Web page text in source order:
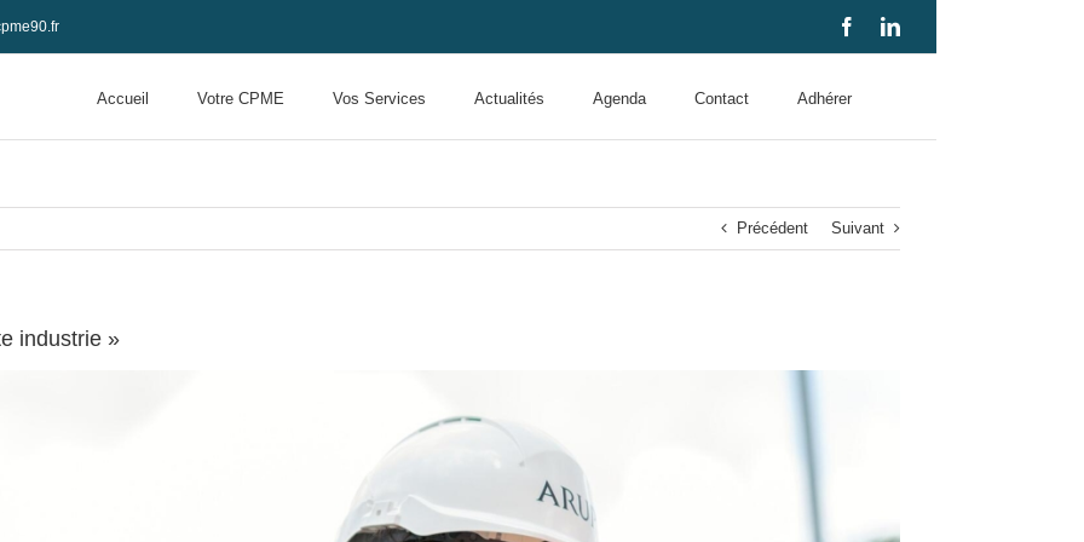
FacebookLinkedIn
Accueil Votre CPME Vos Services Actualités Agenda Contact Adhérer
Précédent Suivant
industrie »